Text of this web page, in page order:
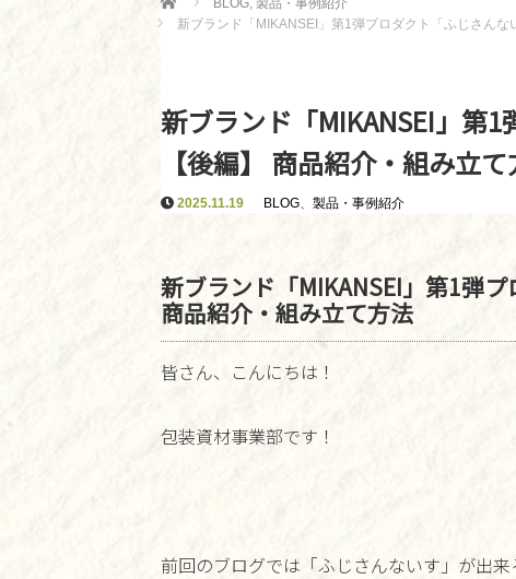
BLOG, 製品・事例紹介
新ブランド「MIKANSEI」第1弾プロダクト「ふじさん
新ブランド「MIKANSEI」第1
【後編】 商品紹介・組み立
2025.11.19 BLOG、 製品・事例紹介
新ブランド「MIKANSEI」第1弾
商品紹介・組み立て方法
皆さん、こんにちは！
包装資材事業部です！
前回のブログでは「ふじさんないす」が出